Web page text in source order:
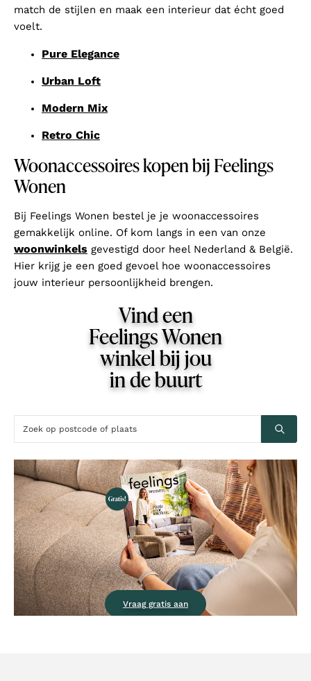
match de stijlen en maak een interieur dat écht goed
voelt.
Pure Elegance
Urban Loft
Modern Mix
Retro Chic
Woonaccessoires kopen bij Feelings
Wonen
Bij Feelings Wonen bestel je je woonaccessoires
gemakkelijk online. Of kom langs in een van onze
woonwinkels gevestigd door heel Nederland & België.
Hier krijg je een goed gevoel hoe woonaccessoires
jouw interieur persoonlijkheid brengen.
Vind een
Feelings Wonen
winkel bij jou
in de buurt
Vraag gratis aan